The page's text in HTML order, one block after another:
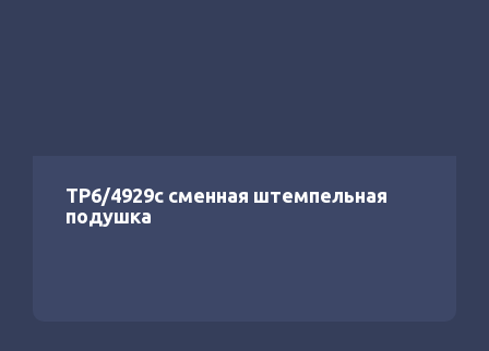
ТР6/4929с сменная штемпельная
подушка